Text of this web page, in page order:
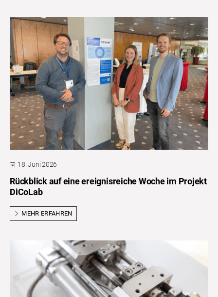
18. Juni 2026
Rückblick auf eine ereignisreiche Woche im Projekt
DiCoLab
MEHR ERFAHREN